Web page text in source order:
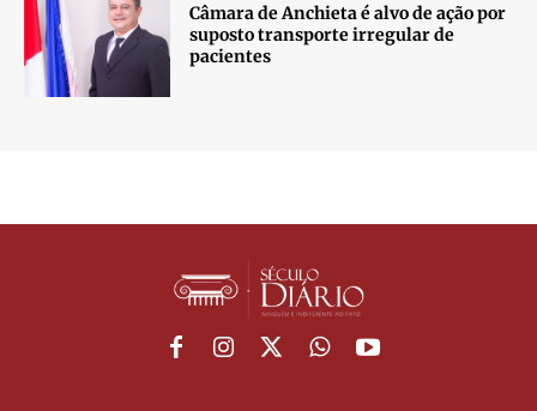
Câmara de Anchieta é alvo de ação por
suposto transporte irregular de
pacientes